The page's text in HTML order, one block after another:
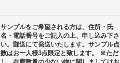
サンプルをご希望される方は、住所・氏
名・電話番号をご記入の上、申し込み下さ
い。郵送にて発送いたします。サンプル点
数はお一人様3点限定と致します。 ※ただ